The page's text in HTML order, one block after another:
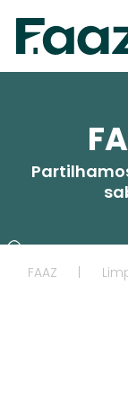
FAAZ